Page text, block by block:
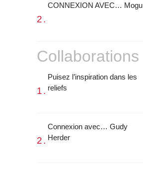
CONNEXION AVEC… Mogu
Collaborations
Puisez l’inspiration dans les
reliefs
Connexion avec… Gudy
Herder